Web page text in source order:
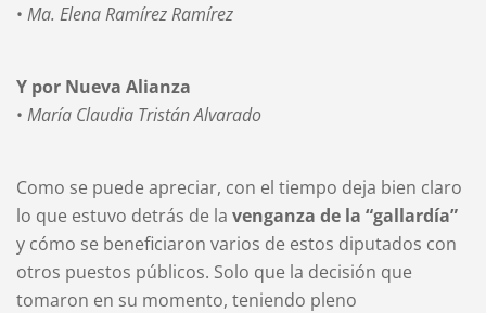
• Ma. Elena Ramírez Ramírez
Y por Nueva Alianza
• María Claudia Tristán Alvarado
Como se puede apreciar, con el tiempo deja bien claro
lo que estuvo detrás de la venganza de la “gallardía”
y cómo se beneficiaron varios de estos diputados con
otros puestos públicos. Solo que la decisión que
tomaron en su momento, teniendo pleno